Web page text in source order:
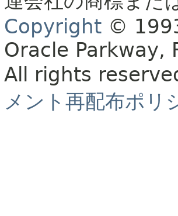
Copyright ©
Oracle Parkway,
All rights
メント再配布ポリ